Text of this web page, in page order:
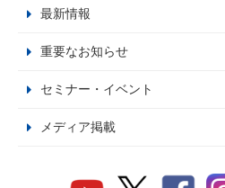
最新情報
重要なお知らせ
セミナー・イベント
メディア掲載